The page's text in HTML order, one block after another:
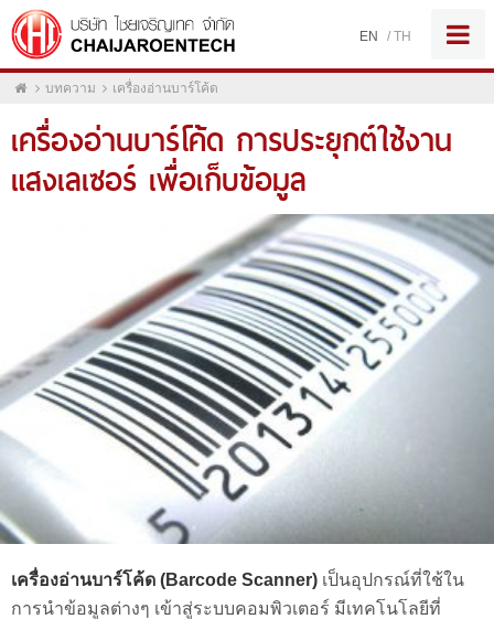
EN / TH
บทความ เครื่องอ่านบาร์โค้ด
เครื่องอ่านบาร์โค้ด การประยุกต์ใช้งาน
แสงเลเซอร์ เพื่อเก็บข้อมูล
เครื่องอ่านบาร์โค้ด (Barcode Scanner) เป็นอุปกรณ์ที่ใช้ใน
การนำข้อมูลต่างๆ เข้าสู่ระบบคอมพิวเตอร์ มีเทคโนโลยีที่